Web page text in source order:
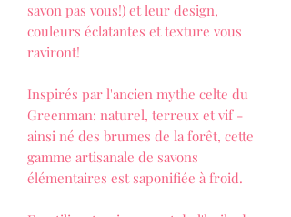
savon pas vous!) et leur design,
couleurs éclatantes et texture vous
raviront!
Inspirés par l'ancien mythe celte du
Greenman: naturel, terreux et vif -
ainsi né des brumes de la forêt, cette
gamme artisanale de savons
élémentaires est saponifiée à froid.